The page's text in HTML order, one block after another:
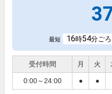
最短 16時54分ごろ
受付時間 月 火
0:00～24:00 ● ●